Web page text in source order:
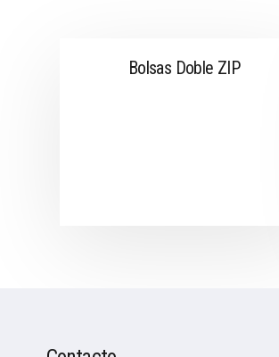
Bolsas Doble ZIP